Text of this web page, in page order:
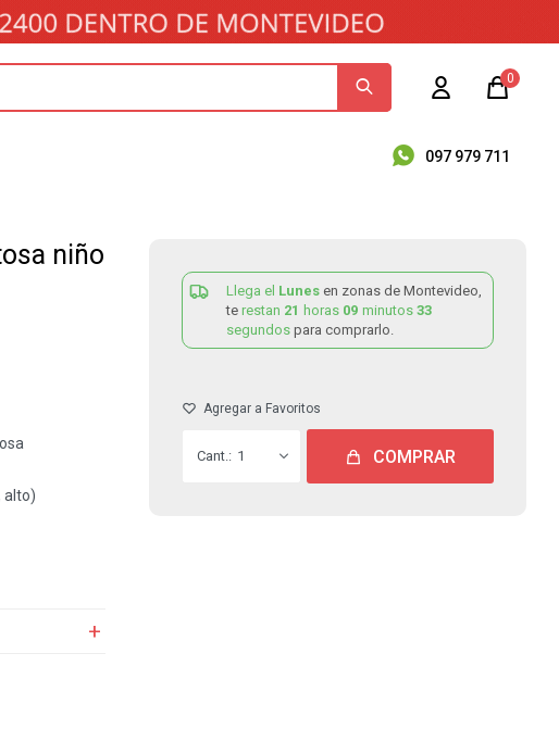
097 979 711
0
niño
alto)
Llega el Lunes en zonas de Montevideo,
te restan 21 horas 09 minutos 33
segundos para comprarlo.
1 COMPRAR